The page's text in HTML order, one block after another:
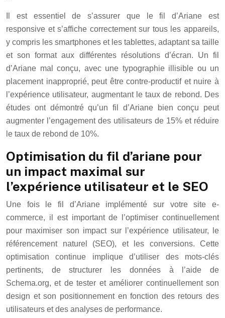
Il est essentiel de s’assurer que le fil d’Ariane est
responsive et s’affiche correctement sur tous les appareils,
y compris les smartphones et les tablettes, adaptant sa taille
et son format aux différentes résolutions d’écran. Un fil
d’Ariane mal conçu, avec une typographie illisible ou un
placement inapproprié, peut être contre-productif et nuire à
l’expérience utilisateur, augmentant le taux de rebond. Des
études ont démontré qu’un fil d’Ariane bien conçu peut
augmenter l’engagement des utilisateurs de 15% et réduire
le taux de rebond de 10%.
Optimisation du fil d’ariane pour
un impact maximal sur
l’expérience utilisateur et le SEO
Une fois le fil d’Ariane implémenté sur votre site e-
commerce, il est important de l’optimiser continuellement
pour maximiser son impact sur l’expérience utilisateur, le
référencement naturel (SEO), et les conversions. Cette
optimisation continue implique d’utiliser des mots-clés
pertinents, de structurer les données à l’aide de
Schema.org, et de tester et améliorer continuellement son
design et son positionnement en fonction des retours des
utilisateurs et des analyses de performance.